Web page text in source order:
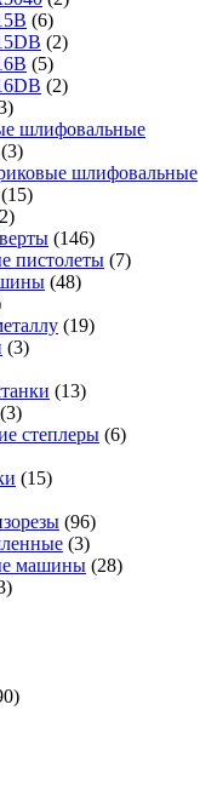
(6)
(2)
(5)
(2)
шлифовальные
(3)
шлифовальные
(15)
(146)
пистолеты (7)
(48)
(19)
(3)
(13)
(3)
степлеры (6)
(15)
(96)
(3)
машины (28)